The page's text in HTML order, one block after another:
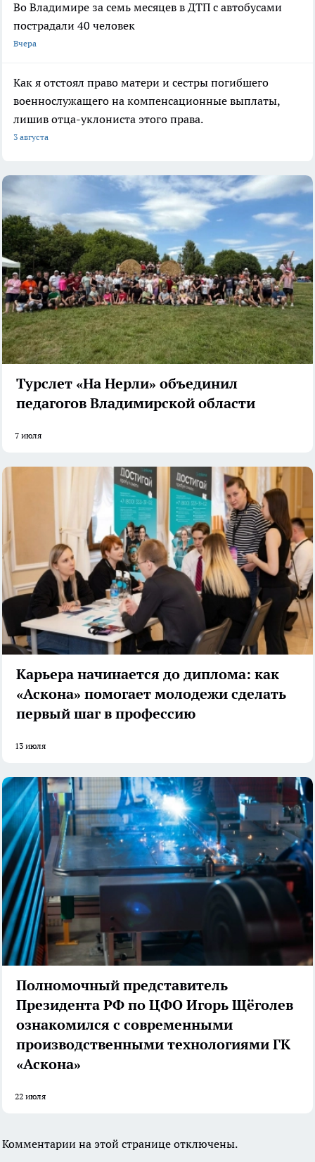
Во Владимире за семь месяцев в ДТП с автобусами
пострадали 40 человек
Вчера
Как я отстоял право матери и сестры погибшего
военнослужащего на компенсационные выплаты,
лишив отца-уклониста этого права.
3 августа
Турслет «На Нерли» объединил
педагогов Владимирской области
7 июля
Карьера начинается до диплома: как
«Аскона» помогает молодежи сделать
первый шаг в профессию
13 июля
Полномочный представитель
Президента РФ по ЦФО Игорь Щёголев
ознакомился с современными
производственными технологиями ГК
«Аскона»
22 июля
Комментарии на этой странице отключены.